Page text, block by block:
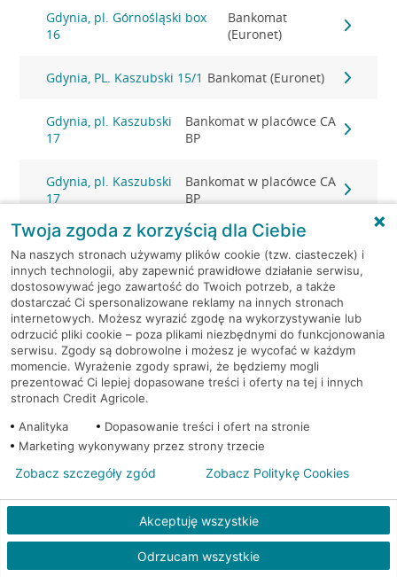
Gdynia, pl. Górnośląski box
16
Bankomat
(Euronet)
Gdynia, PL. Kaszubski 15/1 Bankomat (Euronet)
Gdynia, pl. Kaszubski
17
Bankomat w placówce CA
BP
Gdynia, pl. Kaszubski
17
Bankomat w placówce CA
BP
Gdynia, pl. Konstytucji 1 Bankomat (Euronet)
Gdynia, Śląska 47 Bankomat (Planet Cash)
Gdynia, Śląska 47 Bankomat (Planet Cash)
Gdynia, Strażacka 2 Bankomat (Planet Cash)
Gdynia, ul. 10-go Lutego 11 Bankomat (Euronet)
Gdynia, ul. 10-go Lutego 11 Bankomat (Euronet)
Gdynia, ul. 10-go Lutego 11 Bankomat (Euronet)
Twoja zgoda z korzyścią dla Ciebie
Na naszych stronach używamy plików cookie (tzw. ciasteczek) i
innych technologii, aby zapewnić prawidłowe działanie serwisu,
dostosowywać jego zawartość do Twoich potrzeb, a także
dostarczać Ci spersonalizowane reklamy na innych stronach
internetowych. Możesz wyrazić zgodę na wykorzystywanie lub
odrzucić pliki cookie – poza plikami niezbędnymi do funkcjonowania
serwisu. Zgody są dobrowolne i możesz je wycofać w każdym
momencie. Wyrażenie zgody sprawi, że będziemy mogli
prezentować Ci lepiej dopasowane treści i oferty na tej i innych
stronach Credit Agricole.
Analityka
Dopasowanie treści i ofert na stronie
Marketing wykonywany przez strony trzecie
Akceptuję wszystkie
Odrzucam wszystkie
Zobacz szczegóły zgód Zobacz Politykę Cookies